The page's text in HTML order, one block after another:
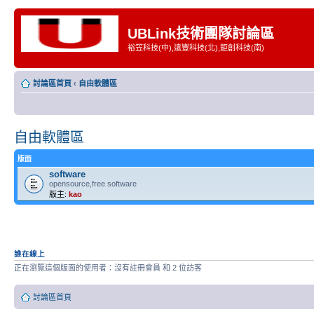
UBLink技術團隊討論區
裕笠科技(中),遠豐科技(北),鉅創科技(南)
討論區首頁 ‹ 自由軟體區
自由軟體區
版面
software
opensource,free software
版主: kao
誰在線上
正在瀏覽這個版面的使用者：沒有註冊會員 和 2 位訪客
討論區首頁